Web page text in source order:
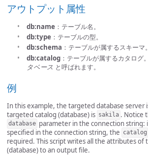
アウトプット属性
db:name ：テーブル名。
db:type ：テーブルの型。
db:schema ：テーブルが属するスキーマ。
db:catalog ：テーブルが属するカタログ
タベース と呼ばれます。
例
In this example, the targeted database server
targeted catalog (database) is sakila . Notice
database parameter in the connection string:
specified in the connection string, the catalog
required. This script writes all the attributes of
(database) to an output file.